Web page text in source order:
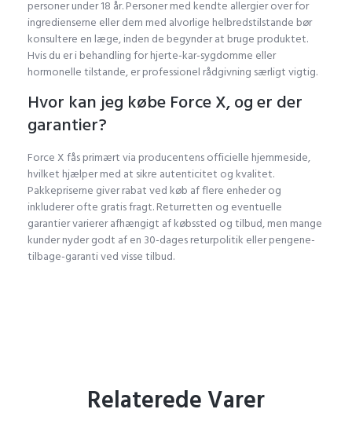
personer under 18 år. Personer med kendte allergier over for
ingredienserne eller dem med alvorlige helbredstilstande bør
konsultere en læge, inden de begynder at bruge produktet.
Hvis du er i behandling for hjerte-kar-sygdomme eller
hormonelle tilstande, er professionel rådgivning særligt vigtig.
Hvor kan jeg købe Force X, og er der
garantier?
Force X fås primært via producentens officielle hjemmeside,
hvilket hjælper med at sikre autenticitet og kvalitet.
Pakkepriserne giver rabat ved køb af flere enheder og
inkluderer ofte gratis fragt. Returretten og eventuelle
garantier varierer afhængigt af købssted og tilbud, men mange
kunder nyder godt af en 30-dages returpolitik eller pengene-
tilbage-garanti ved visse tilbud.
Relaterede Varer